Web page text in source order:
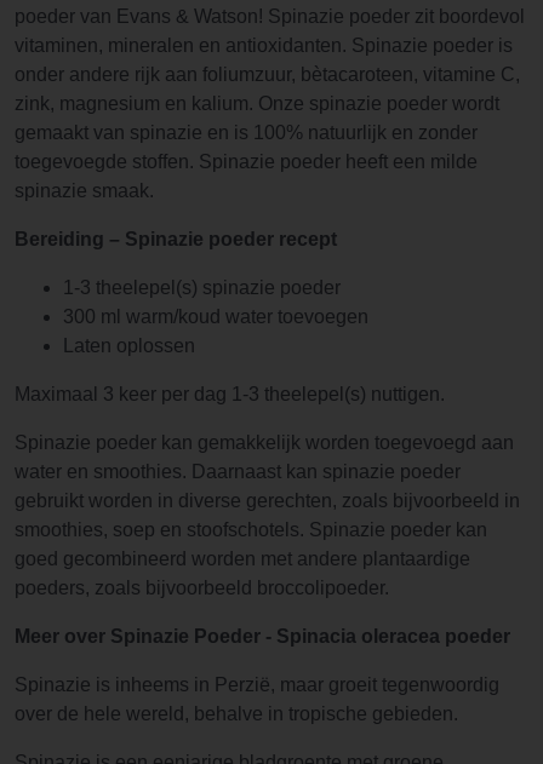
poeder van Evans & Watson! Spinazie poeder zit boordevol
vitaminen, mineralen en antioxidanten. Spinazie poeder is
onder andere rijk aan foliumzuur, bètacaroteen, vitamine C,
zink, magnesium en kalium. Onze spinazie poeder wordt
gemaakt van spinazie en is 100% natuurlijk en zonder
toegevoegde stoffen. Spinazie poeder heeft een milde
spinazie smaak.
Bereiding – Spinazie poeder recept
1-3 theelepel(s) spinazie poeder
300 ml warm/koud water toevoegen
Laten oplossen
Maximaal 3 keer per dag 1-3 theelepel(s) nuttigen.
Spinazie poeder kan gemakkelijk worden toegevoegd aan
water en smoothies. Daarnaast kan spinazie poeder
gebruikt worden in diverse gerechten, zoals bijvoorbeeld in
smoothies, soep en stoofschotels. Spinazie poeder kan
goed gecombineerd worden met andere plantaardige
poeders, zoals bijvoorbeeld broccolipoeder.
Meer over Spinazie Poeder - Spinacia oleracea poeder
Spinazie is inheems in Perzië, maar groeit tegenwoordig
over de hele wereld, behalve in tropische gebieden.